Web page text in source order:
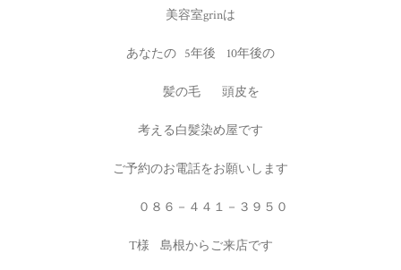
美容室grinは
あなたの 5年後 10年後の
髪の毛 頭皮を
考える白髪染め屋です
ご予約のお電話をお願いします
０８６－４４１－３９５０
T様 島根からご来店です